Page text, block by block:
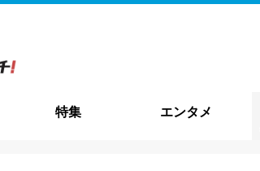
特集 エンタメ